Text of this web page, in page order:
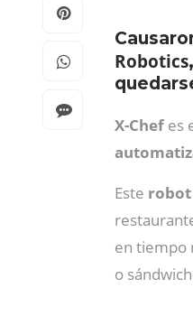
Robotics
X-Chef es
Este
en tiempo
o